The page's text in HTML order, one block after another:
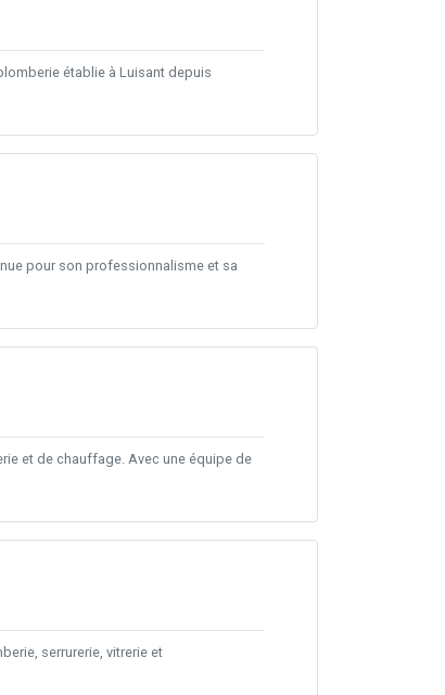
plomberie établie à Luisant depuis
pour son professionnalisme et sa
et de chauffage. Avec une équipe de
serrurerie, vitrerie et